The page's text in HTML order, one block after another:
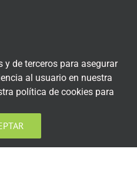
de terceros para asegurar
al usuario en nuestra
política de cookies para